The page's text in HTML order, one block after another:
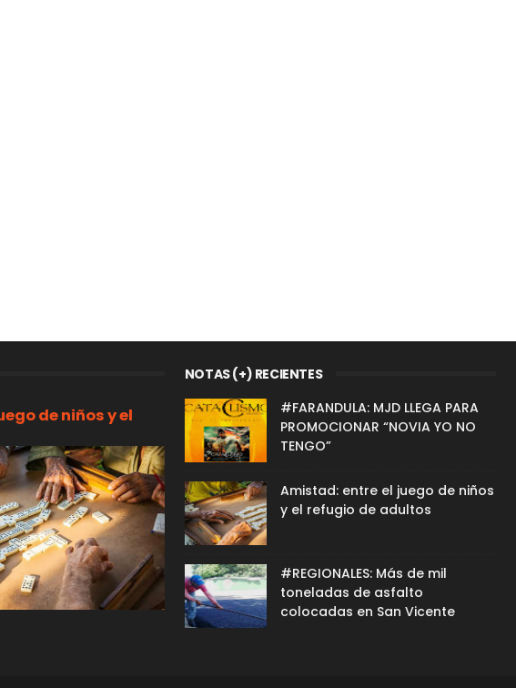
de niños y el
NOTAS (+) RECIENTES
#FARANDULA: MJD LLEGA PARA
PROMOCIONAR “NOVIA YO NO
TENGO”
Amistad: entre el juego de niños
y el refugio de adultos
#REGIONALES: Más de mil
toneladas de asfalto
colocadas en San Vicente